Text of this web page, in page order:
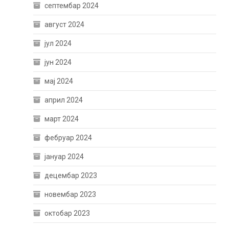
септембар 2024
август 2024
јул 2024
јун 2024
мај 2024
април 2024
март 2024
фебруар 2024
јануар 2024
децембар 2023
новембар 2023
октобар 2023